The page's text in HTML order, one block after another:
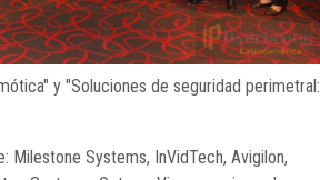
y "Soluciones de seguridad perimetral:
Systems, InVidTech, Avigilon,